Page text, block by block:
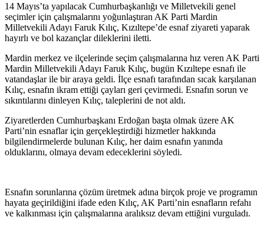
14 Mayıs’ta yapılacak Cumhurbaşkanlığı ve Milletvekili genel
seçimler için çalışmalarını yoğunlaştıran AK Parti Mardin
Milletvekili Adayı Faruk Kılıç, Kızıltepe’de esnaf ziyareti yaparak
hayırlı ve bol kazançlar dileklerini iletti.
Mardin merkez ve ilçelerinde seçim çalışmalarına hız veren AK Parti
Mardin Milletvekili Adayı Faruk Kılıç, bugün Kızıltepe esnafı ile
vatandaşlar ile bir araya geldi. İlçe esnafı tarafından sıcak karşılanan
Kılıç, esnafın ikram ettiği çayları geri çevirmedi. Esnafın sorun ve
sıkıntılarını dinleyen Kılıç, taleplerini de not aldı.
Ziyaretlerden Cumhurbaşkanı Erdoğan başta olmak üzere AK
Parti’nin esnaflar için gerçekleştirdiği hizmetler hakkında
bilgilendirmelerde bulunan Kılıç, her daim esnafın yanında
olduklarını, olmaya devam edeceklerini söyledi.
Esnafın sorunlarına çözüm üretmek adına birçok proje ve programın
hayata geçirildiğini ifade eden Kılıç, AK Parti’nin esnafların refahı
ve kalkınması için çalışmalarına aralıksız devam ettiğini vurguladı.